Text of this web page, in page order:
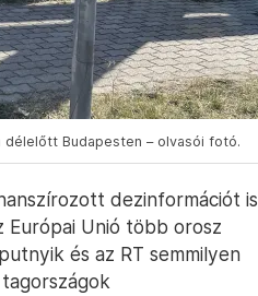
délelőtt Budapesten – olvasói fotó.
dezinformációt is
Európai Unió több orosz
és az RT semmilyen